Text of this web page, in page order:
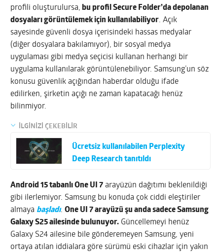
profili oluşturulursa, bu profil Secure Folder’da depolanan
dosyaları görüntülemek için kullanılabiliyor. Açık
sayesinde güvenli dosya içerisindeki hassas medyalar
(diğer dosyalara bakılamıyor), bir sosyal medya
uygulaması gibi medya seçicisi kullanan herhangi bir
uygulama kullanılarak görüntülenebiliyor. Samsung’un söz
konusu güvenlik açığından haberdar olduğu ifade
edilirken, şirketin açığı ne zaman kapatacağı henüz
bilinmiyor.
İLGİNİZİ ÇEKEBİLİR
Ücretsiz kullanılabilen Perplexity
Deep Research tanıtıldı
Android 15 tabanlı One UI 7 arayüzün dağıtımı beklenildiği
gibi ilerlemiyor. Samsung bu konuda çok ciddi eleştiriler
almaya başladı.One UI 7 arayüzü şu anda sadece Samsung
Galaxy S25 ailesinde bulunuyor. Güncellemeyi henüz
Galaxy S24 ailesine bile gönderemeyen Samsung, yeni
ortaya atılan iddialara göre sürümü eski cihazlar için yakın